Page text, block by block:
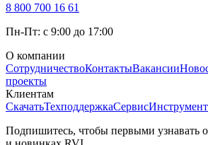
8 800 700 16 61
Пн-Пт: с 9:00 до 17:00
О компании
СотрудничествоКонтактыВакансии
проекты
Клиентам
СкачатьТехподдержкаСервис
Подпишитесь, чтобы первыми узнавать